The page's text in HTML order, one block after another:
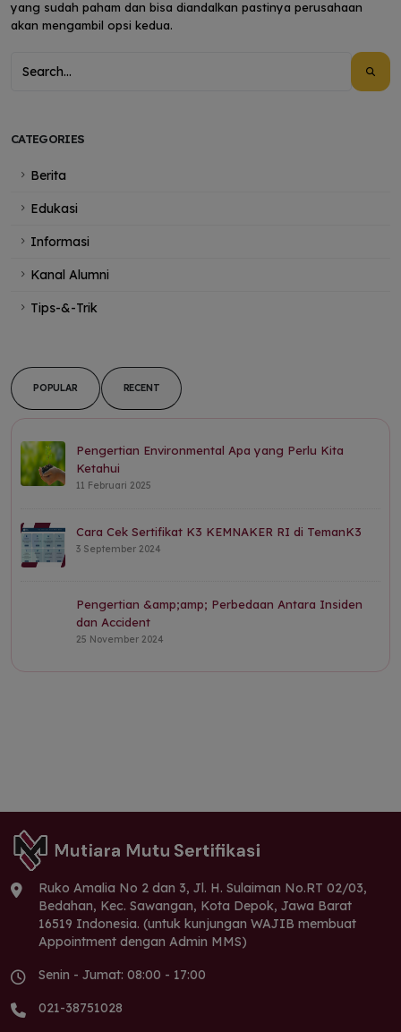
yang sudah paham dan bisa diandalkan pastinya perusahaan
akan mengambil opsi kedua.
CATEGORIES
Berita
Edukasi
Informasi
Kanal Alumni
Tips-&-Trik
POPULAR RECENT
Pengertian Environmental Apa yang Perlu Kita
Ketahui
11 Februari 2025
Cara Cek Sertifikat K3 KEMNAKER RI di TemanK3
3 September 2024
Pengertian &amp;amp; Perbedaan Antara Insiden
dan Accident
25 November 2024
Ruko Amalia No 2 dan 3, Jl. H. Sulaiman No.RT 02/03,
Bedahan, Kec. Sawangan, Kota Depok, Jawa Barat
16519 Indonesia. (untuk kunjungan WAJIB membuat
Appointment dengan Admin MMS)
Senin - Jumat: 08:00 - 17:00
021-38751028